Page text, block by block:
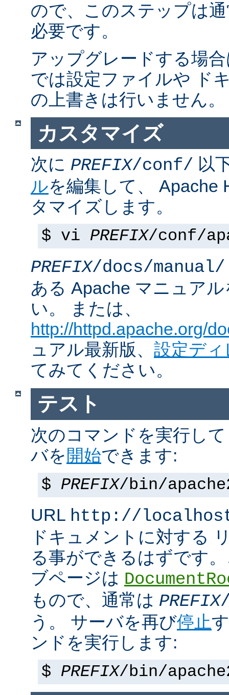
ので、このステップは
必要です。
アップグレードする場
では設定ファイルや ド
の上書きは行いません。
カスタマイズ
次に PREFIX/conf/ 以
ルを編集して、 Apache
タマイズします。
$ vi PREFIX/conf/
PREFIX/docs/manual/
ある Apache マニュア
い。 または、
http://httpd.apache.org/
ュアル最新版、 設定デ
てみてください。
テスト
次のコマンドを実行し
バを 開始できます:
$ PREFIX/bin/
URL http://
ドキュメントに対する
る事ができるはずです
ブページは
もので、通常は PREFIX
う。 サーバを再び停止
ンドを実行します:
$ PREFIX/bin/